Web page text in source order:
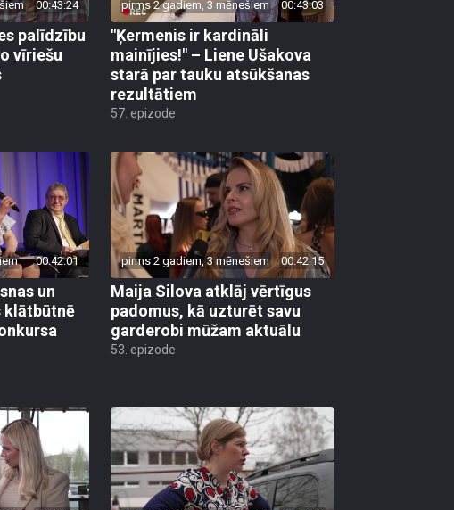
palīdzību
vīriešu
"Ķermenis ir kardināli
mainījies!" – Liene Ušakova
starā par tauku atsūkšanas
rezultātiem
57. epizode
00:42:01
un
pirms 2 gadiem, 3 mēnešiem 00:42:15
Maija Silova atklāj vērtīgus
padomus, kā uzturēt savu
garderobi mūžam aktuālu
53. epizode
00:42:00 pirms 1 gada, 11 mēnešiem 00:43:02